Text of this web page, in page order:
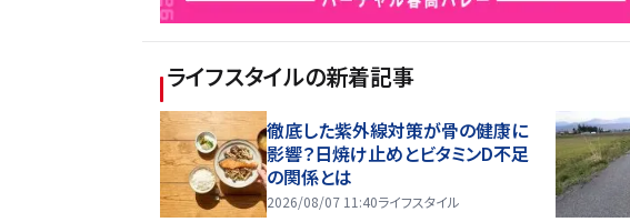
ライフスタイルの新着記事
徹底した紫外線対策が骨の健康に
影響？日焼け止めとビタミンD不足
の関係とは
2026/08/07 11:40ライフスタイル